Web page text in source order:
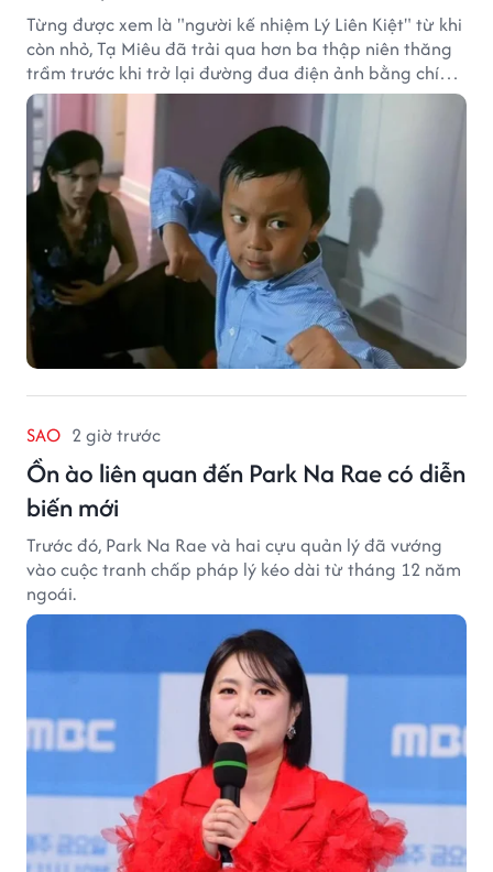
Từng được xem là "người kế nhiệm Lý Liên Kiệt" từ khi
còn nhỏ, Tạ Miêu đã trải qua hơn ba thập niên thăng
trầm trước khi trở lại đường đua điện ảnh bằng chính
sở trường võ thuật.
SAO 2 giờ trước
Ồn ào liên quan đến Park Na Rae có diễn
biến mới
Trước đó, Park Na Rae và hai cựu quản lý đã vướng
vào cuộc tranh chấp pháp lý kéo dài từ tháng 12 năm
ngoái.